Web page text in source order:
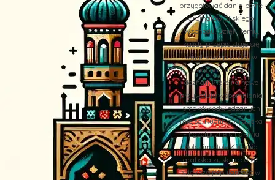
przygotować dania pełne
aromatów Bliskiego
Wschodu. Dzięki temu,
każdy przepis staje się
wyjątkową podróżą w
świat orientalnych
doznań, które na nowo
przywołują wspomnienia
smaków odwiedzanych
miejsc. Kuchnia Arabska
– Egzotyczne smaki na
polskim stole Kuchnia
arabska zyskuje coraz
większą popularność w